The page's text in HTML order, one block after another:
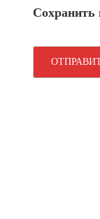
Сохранить